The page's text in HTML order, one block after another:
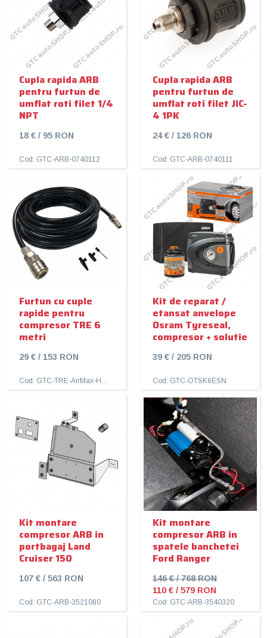
Cupla rapida ARB
pentru furtun de
umflat roti filet 1/4
NPT
18 € / 95 RON
Cod: GTC-ARB-0740112
Cupla rapida ARB
pentru furtun de
umflat roti filet JIC-
4 1PK
24 € / 126 RON
Cod: GTC-ARB-0740111
Furtun cu cuple
rapide pentru
compresor TRE 6
metri
29 € / 153 RON
Cod: GTC-TRE-AirMax-Hose
Kit de reparat /
etansat anvelope
Osram Tyreseal,
compresor + solutie
39 € / 205 RON
Cod: GTC-OTSK6ESN
Kit montare
compresor ARB in
portbagaj Land
Cruiser 150
107 € / 563 RON
Cod: GTC-ARB-3521080
Kit montare
compresor ARB in
spatele banchetei
Ford Ranger
146 € / 768 RON
110 € / 579 RON
Cod: GTC-ARB-3540320